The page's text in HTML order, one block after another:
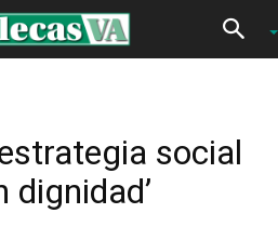
social
dignidad’